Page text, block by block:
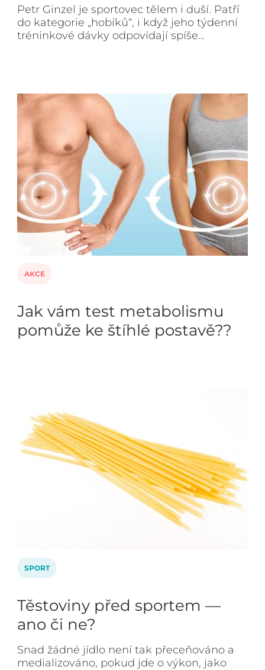
Petr Ginzel je sportovec tělem i duší. Patří
do kategorie „hobíků“, i když jeho týdenní
tréninkové dávky odpovídají spíše…
AKCE
Jak vám test metabolismu
pomůže ke štíhlé postavě??
SPORT
Těstoviny před sportem —
ano či ne?
Snad žádné jídlo není tak přeceňováno a
medializováno, pokud jde o výkon, jako